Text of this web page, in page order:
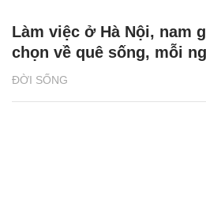
ĐỜI SỐNG
Làm việc ở Hà Nội, nam
chọn về quê sống, mỗi